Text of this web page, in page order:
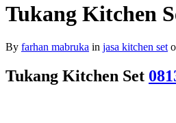
Tukang Kitchen
By farhan mabruka in jasa kitchen set
Tukang Kitchen Set